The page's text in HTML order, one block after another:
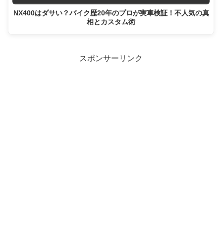
NX400はダサい？バイク歴20年のプロが実車検証！不人気の真
相とカスタム術
スポンサーリンク